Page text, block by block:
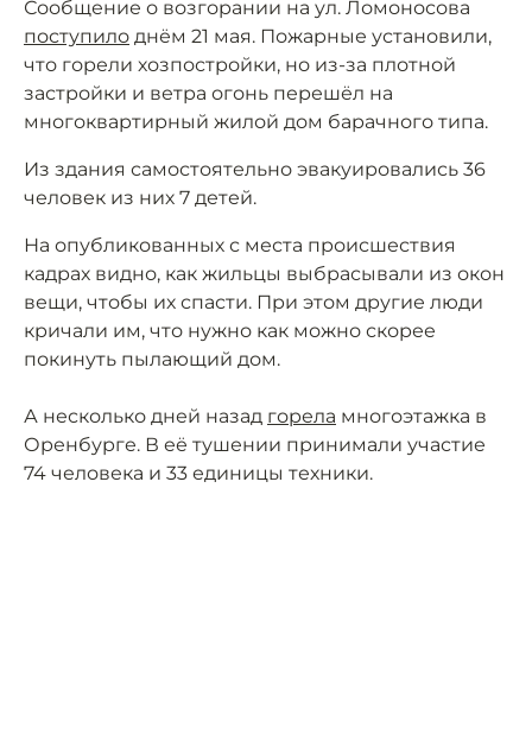
Сообщение о возгорании на ул. Ломоносова
поступило днём 21 мая. Пожарные установили,
что горели хозпостройки, но из-за плотной
застройки и ветра огонь перешёл на
многоквартирный жилой дом барачного типа.
Из здания самостоятельно эвакуировались 36
человек из них 7 детей.
На опубликованных с места происшествия
кадрах видно, как жильцы выбрасывали из окон
вещи, чтобы их спасти. При этом другие люди
кричали им, что нужно как можно скорее
покинуть пылающий дом.
А несколько дней назад горела многоэтажка в
Оренбурге. В её тушении принимали участие
74 человека и 33 единицы техники.